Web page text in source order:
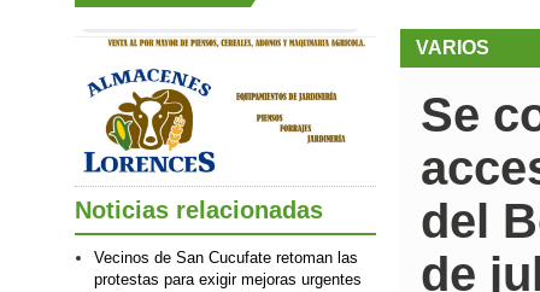
VARIOS
Se
del
de
Noticias relacionadas
Vecinos de San Cucufate retoman las
protestas para exigir mejoras urgentes